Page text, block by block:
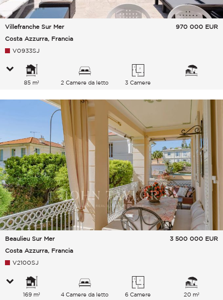
Villefranche Sur Mer
Costa Azzurra, Francia
970 000 EUR
V0933SJ
85 m² 2 Camere da letto 3 Camere
Beaulieu Sur Mer
Costa Azzurra, Francia
3 500 000 EUR
V2100SJ
169 m² 4 Camere da letto 6 Camere 20 m²